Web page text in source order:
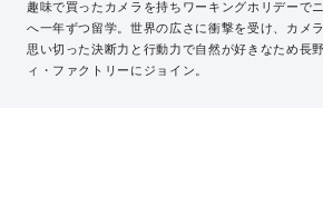
趣味で買ったカメラを持ちワーキングホリデーで
へ一年ずつ留学。世界の広さに衝撃を受け、カメ
思い切った決断力と行動力で自然が好きなため長
ィ・ファクトリーにジョイン。